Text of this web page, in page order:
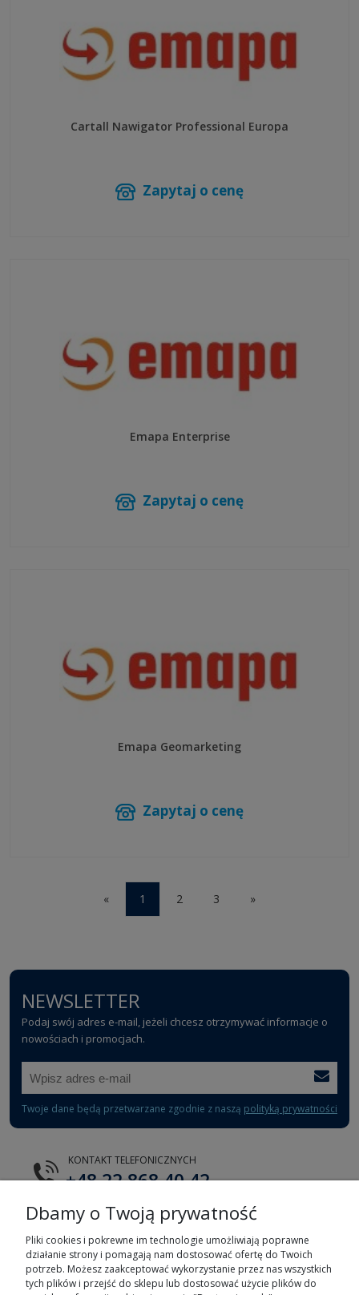
Cartall Nawigator Professional Europa
Zapytaj o cenę
Emapa Enterprise
Zapytaj o cenę
Emapa Geomarketing
Zapytaj o cenę
« 1 2 3 »
NEWSLETTER
Podaj swój adres e-mail, jeżeli chcesz otrzymywać informacje o
nowościach i promocjach.
Twoje dane będą przetwarzane zgodnie z naszą polityką prywatności
KONTAKT TELEFONICZNYCH
+48 22 868 40 42
E-MAIL
tts@tts.com.pl
Dbamy o Twoją prywatność
Pliki cookies i pokrewne im technologie umożliwiają poprawne
działanie strony i pomagają nam dostosować ofertę do Twoich
potrzeb. Możesz zaakceptować wykorzystanie przez nas wszystkich
tych plików i przejść do sklepu lub dostosować użycie plików do